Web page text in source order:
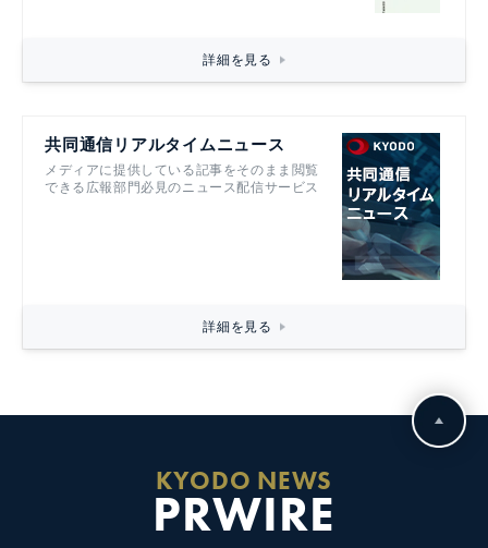
詳細を見る
共同通信リアルタイムニュース
メディアに提供している記事をそのまま閲覧
できる広報部門必見のニュース配信サービス
詳細を見る
KYODO NEWS
PRWIRE